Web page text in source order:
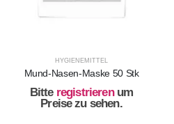
HYGIENEMITTEL
Mund-Nasen-Maske 50 Stk
Bitte registrieren um
Preise zu sehen.